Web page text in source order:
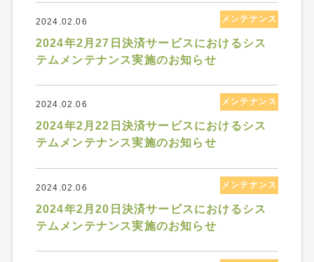
2024.02.06
2024年2月27日決済サービスにおけるシス
テムメンテナンス実施のお知らせ
メンテナンス
2024.02.06
2024年2月22日決済サービスにおけるシス
テムメンテナンス実施のお知らせ
メンテナンス
2024.02.06
2024年2月20日決済サービスにおけるシス
テムメンテナンス実施のお知らせ
メンテナンス